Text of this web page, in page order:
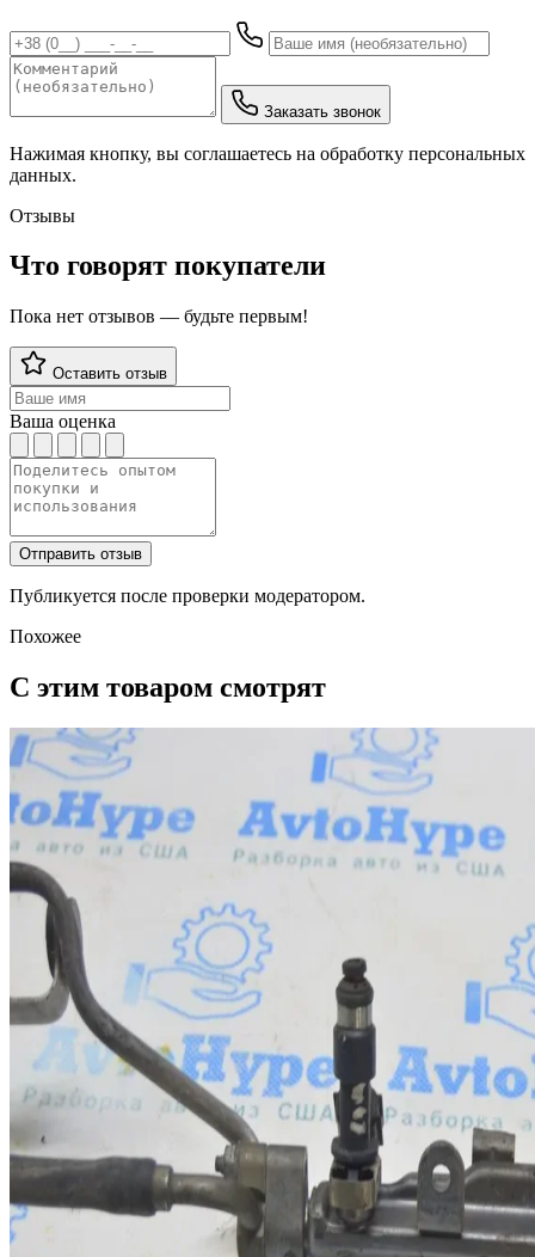
Заказать звонок
Нажимая кнопку, вы соглашаетесь на обработку персональных
данных.
Отзывы
Что говорят покупатели
Пока нет отзывов — будьте первым!
Оставить отзыв
Ваша оценка
Отправить отзыв
Публикуется после проверки модератором.
Похожее
С этим товаром смотрят